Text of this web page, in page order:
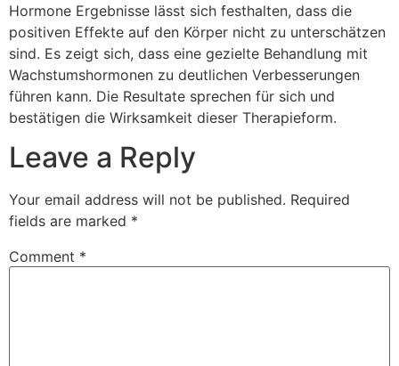
Hormone Ergebnisse lässt sich festhalten, dass die
positiven Effekte auf den Körper nicht zu unterschätzen
sind. Es zeigt sich, dass eine gezielte Behandlung mit
Wachstumshormonen zu deutlichen Verbesserungen
führen kann. Die Resultate sprechen für sich und
bestätigen die Wirksamkeit dieser Therapieform.
Leave a Reply
Your email address will not be published. Required
fields are marked *
Comment *